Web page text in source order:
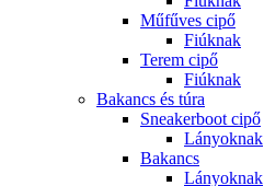
Műfűves cipő
Fiúknak
Terem cipő
Fiúknak
Bakancs és túra
Sneakerboot cipő
Lányoknak
Bakancs
Lányoknak